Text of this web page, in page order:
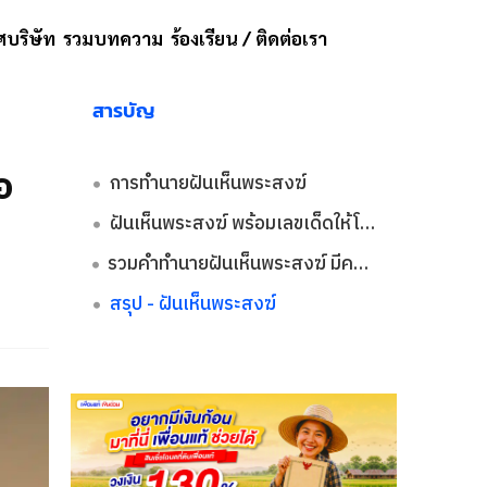
บริษัท รวมบทความ ร้องเรียน / ติดต่อเรา
สารบัญ
การทำนายฝันเห็นพระสงฆ์
ฝันเห็นพระสงฆ์ พร้อมเลขเด็ดให้โชค
รวมคำทำนายฝันเห็นพระสงฆ์ มีความหมายว่าอย่างไร
สรุป - ฝันเห็นพระสงฆ์